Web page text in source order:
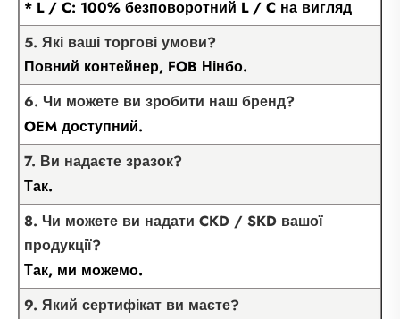
* L / C: 100% безповоротний L / C на вигляд
5. Які ваші торгові умови?
Повний контейнер, FOB Нінбо.
6. Чи можете ви зробити наш бренд?
OEM доступний.
7. Ви надаєте зразок?
Так.
8. Чи можете ви надати CKD / SKD вашої
продукції?
Так, ми можемо.
9. Який сертифікат ви маєте?